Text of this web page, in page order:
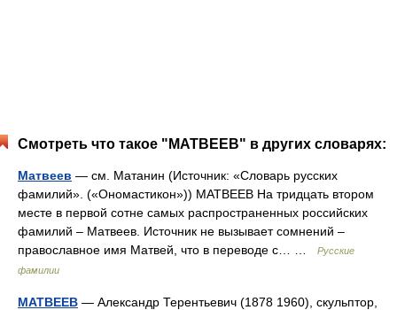
Смотреть что такое "МАТВЕЕВ" в других словарях:
Матвеев — см. Матанин (Источник: «Словарь русских
фамилий». («Ономастикон»)) МАТВЕЕВ На тридцать втором
месте в первой сотне самых распространенных российских
фамилий – Матвеев. Источник не вызывает сомнений –
православное имя Матвей, что в переводе с… …
Русские
фамилии
МАТВЕЕВ — Александр Терентьевич (1878 1960), скульптор,